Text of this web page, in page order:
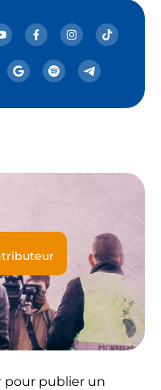
pour publier un